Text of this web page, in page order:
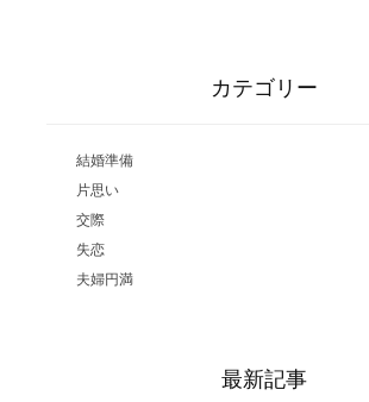
カテゴリー
結婚準備
片思い
交際
失恋
夫婦円満
最新記事